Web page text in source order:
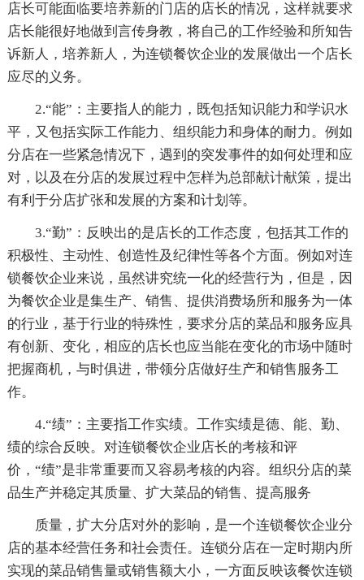
店长可能面临要培养新的门店的店长的情况，这样就要求
店长能很好地做到言传身教，将自己的工作经验和所知告
诉新人，培养新人，为连锁餐饮企业的发展做出一个店长
应尽的义务。
2.“能”：主要指人的能力，既包括知识能力和学识水
平，又包括实际工作能力、组织能力和身体的耐力。例如
分店在一些紧急情况下，遇到的突发事件的如何处理和应
对，以及在分店的发展过程中怎样为总部献计献策，提出
有利于分店扩张和发展的方案和计划等。
3.“勤”：反映出的是店长的工作态度，包括其工作的
积极性、主动性、创造性及纪律性等各个方面。例如对连
锁餐饮企业来说，虽然讲究统一化的经营行为，但是，因
为餐饮企业是集生产、销售、提供消费场所和服务为一体
的行业，基于行业的特殊性，要求分店的菜品和服务应具
有创新、变化，相应的店长也应当能在变化的市场中随时
把握商机，与时俱进，带领分店做好生产和销售服务工
作。
4.“绩”：主要指工作实绩。工作实绩是德、能、勤、
绩的综合反映。对连锁餐饮企业店长的考核和评
价，“绩”是非常重要而又容易考核的内容。组织分店的菜
品生产并稳定其质量、扩大菜品的销售、提高服务
质量，扩大分店对外的影响，是一个连锁餐饮企业分
店的基本经营任务和社会责任。连锁分店在一定时期内所
实现的菜品销售量或销售额大小，一方面反映该餐饮连锁